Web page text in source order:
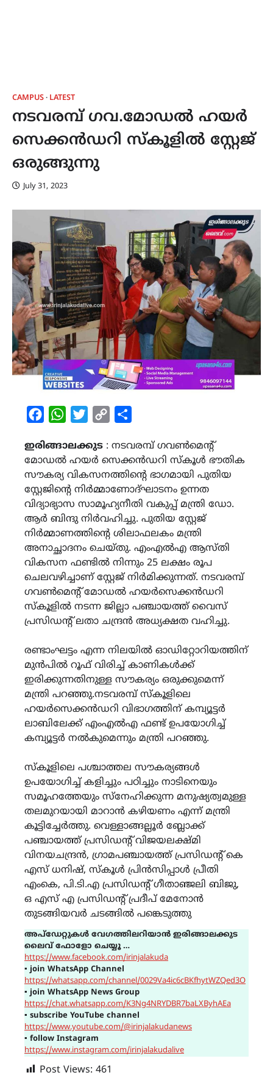
CAMPUS LATEST
നടവരമ്പ് ഗവ.മോഡൽ ഹയർ
സെക്കൻഡറി സ്കൂളിൽ സ്റ്റേജ്
ഒരുങ്ങുന്നു
July 31, 2023
FacebookWhatsAppTwitterCopy
ഇരിങ്ങാലക്കുട : നടവരമ്പ് ഗവൺമെന്‍റ്
മോഡൽ ഹയർ സെക്കൻഡറി സ്കൂൾ ഭൗതിക
സൗകര്യ വികസനത്തിന്‍റെ ഭാഗമായി പുതിയ
സ്റ്റേജിന്‍റെ നിർമ്മാണോദ്ഘാടനം ഉന്നത
വിദ്യാഭ്യാസ സാമൂഹ്യനീതി വകുപ്പ് മന്ത്രി ഡോ.
ആർ ബിന്ദു നിർവഹിച്ചു. പുതിയ സ്റ്റേജ്
നിർമ്മാണത്തിന്‍റെ ശിലാഫലകം മന്ത്രി
അനാച്ഛാദനം ചെയ്തു. എംഎൽഎ ആസ്തി
വികസന ഫണ്ടിൽ നിന്നും 25 ലക്ഷം രൂപ
ചെലവഴിച്ചാണ് സ്റ്റേജ് നിർമിക്കുന്നത്. നടവരമ്പ്
ഗവൺമെന്‍റ് മോഡൽ ഹയർസെക്കൻഡറി
സ്കൂളിൽ നടന്ന ജില്ലാ പഞ്ചായത്ത് വൈസ്
പ്രസിഡന്‍റ് ലതാ ചന്ദ്രൻ അധ്യക്ഷത വഹിച്ചു.
രണ്ടാംഘട്ടം എന്ന നിലയിൽ ഓഡിറ്റോറിയത്തിന്
മുൻപിൽ റൂഫ് വിരിച്ച് കാണികൾക്ക്
ഇരിക്കുന്നതിനുള്ള സൗകര്യം ഒരുക്കുമെന്ന്
മന്ത്രി പറഞ്ഞു.നടവരമ്പ് സ്കൂളിലെ
ഹയർസെക്കൻഡറി വിഭാഗത്തിന് കമ്പ്യൂട്ടർ
ലാബിലേക്ക് എംഎൽഎ ഫണ്ട് ഉപയോഗിച്ച്
കമ്പ്യൂട്ടർ നൽകുമെന്നും മന്ത്രി പറഞ്ഞു.
സ്കൂളിലെ പശ്ചാത്തല സൗകര്യങ്ങൾ
ഉപയോഗിച്ച് കളിച്ചും പഠിച്ചും നാടിനെയും
സമൂഹത്തേയും സ്നേഹിക്കുന്ന മനുഷ്യത്വമുള്ള
തലമുറയായി മാറാൻ കഴിയണം എന്ന് മന്ത്രി
കൂട്ടിച്ചേർത്തു. വെള്ളാങ്ങല്ലൂർ ബ്ലോക്ക്
പഞ്ചായത്ത് പ്രസിഡന്‍റ് വിജയലക്ഷ്മി
വിനയചന്ദ്രൻ, ഗ്രാമപഞ്ചായത്ത് പ്രസിഡന്‍റ് കെ
എസ് ധനിഷ്, സ്കൂൾ പ്രിൻസിപ്പാൾ പ്രീതി
എംകെ, പി.ടി.എ പ്രസിഡന്‍റ് ഗീതാഞ്ജലി ബിജു,
ഒ എസ് എ പ്രസിഡന്‍റ് പ്രദീപ് മേനോൻ
തുടങ്ങിയവർ ചടങ്ങിൽ പങ്കെടുത്തു
അപ്ഡേറ്റുകൾ വേഗത്തിലറിയാൻ ഇരിങ്ങാലക്കുട
ലൈവ് ഫോളോ ചെയ്യൂ …
https://www.facebook.com/irinjalakuda
▪ join WhatsApp Channel
https://whatsapp.com/channel/0029Va4ic6cBKfhytWZQed3O
▪ join WhatsApp News Group
https://chat.whatsapp.com/K3Ng4NRYDBR7baLXByhAEa
▪ subscribe YouTube channel
https://www.youtube.com/@irinjalakudanews
▪ follow Instagram
https://www.instagram.com/irinjalakudalive
Post Views: 461